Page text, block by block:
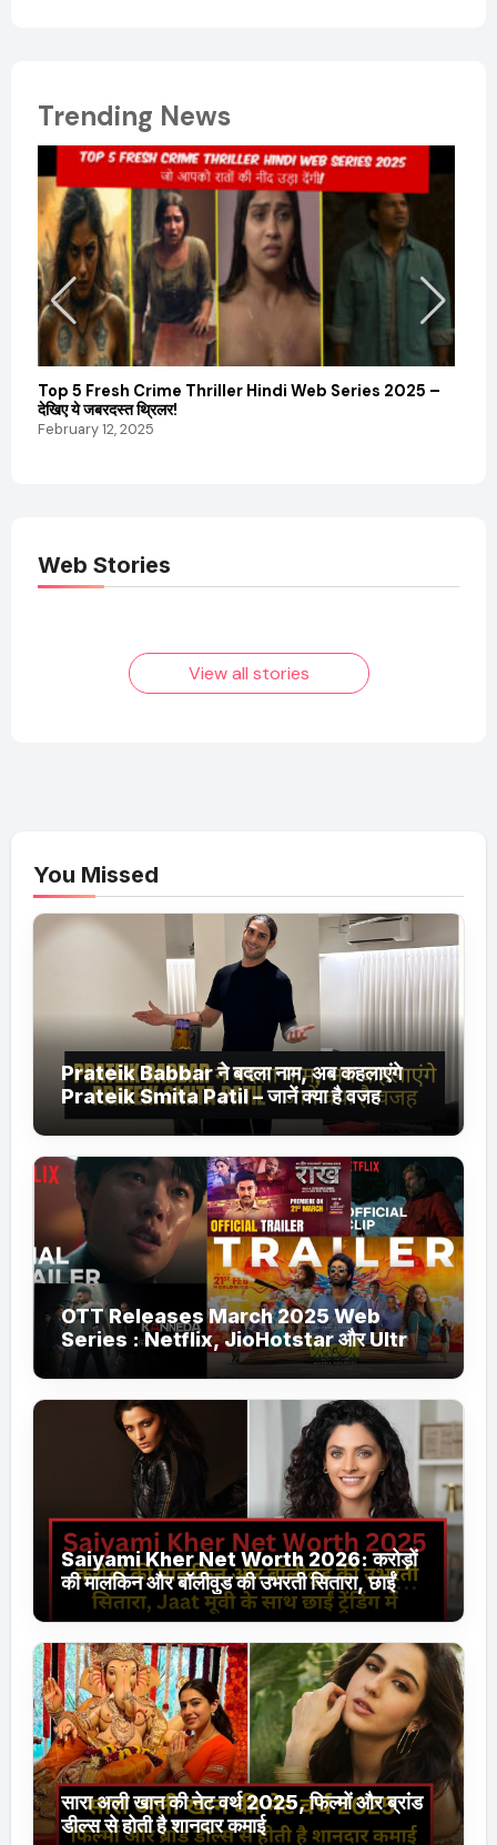
Trending News
Top 5 Fresh Crime Thriller Hindi Web Series 2025 –
देखिए ये जबरदस्त थ्रिलर!
February 12, 2025
Web Stories
Elvish Yadav: एक
आम लड़के से यूट्यूबर
फिल्मों का जादू और उनका
View all stories
You Missed
Prateik Babbar ने बदला नाम, अब कहलाएंगे
Prateik Smita Patil – जानें क्या है वजह
OTT Releases March 2025 Web
Series : Netflix, JioHotstar और Ultra
Jhakaas पर नई वेब सीरीज और फिल्में
Saiyami Kher Net Worth 2026: करोड़ों
की मालकिन और बॉलीवुड की उभरती सितारा, छाईं
ट्रेंडिंग में
सारा अली खान की नेट वर्थ 2025, फिल्मों और ब्रांड
डील्स से होती है शानदार कमाई